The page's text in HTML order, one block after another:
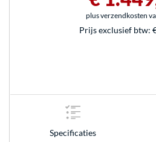
plus verzendkosten
Prijs exclusief btw:
Specificaties